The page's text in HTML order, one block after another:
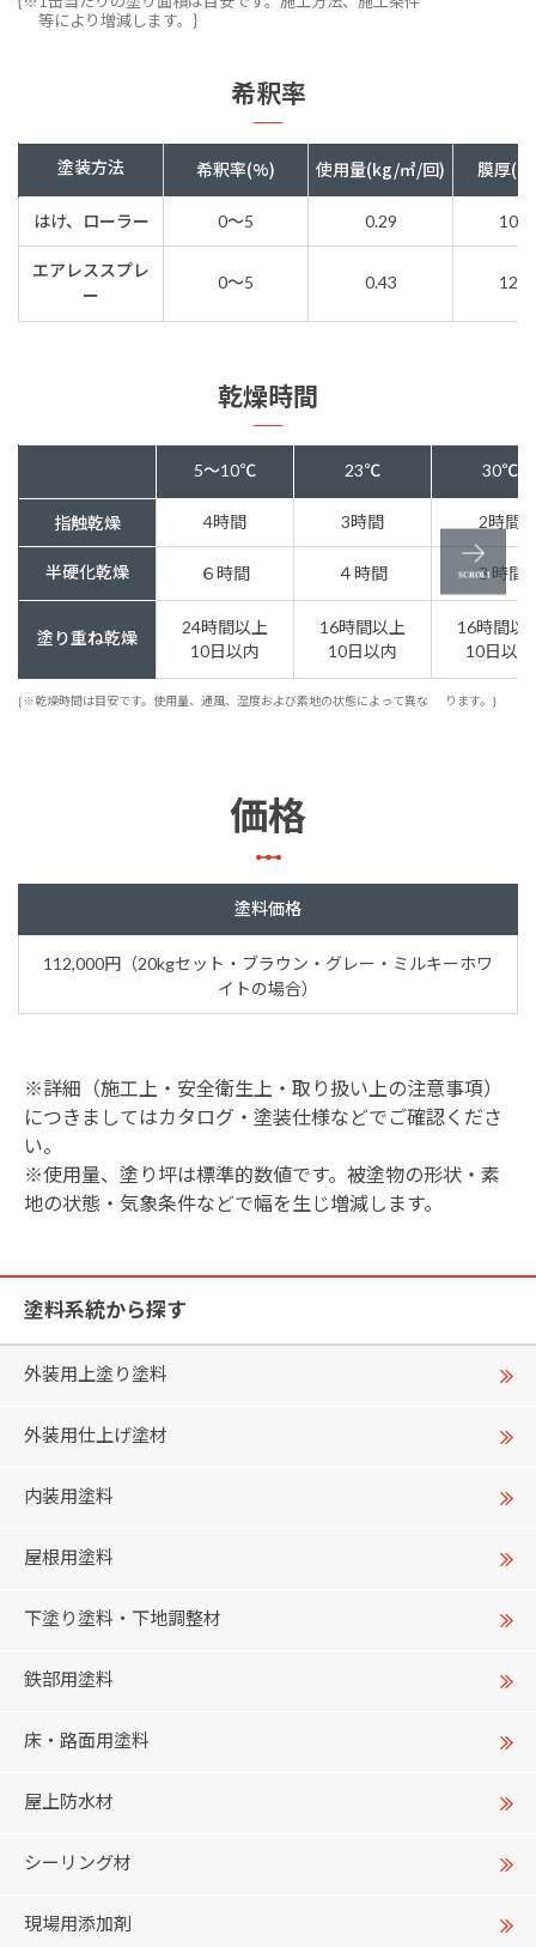
等により増減します。}
希釈率
塗装方法 希釈率(%) 使用量(kg/㎡/回) 膜厚(
はけ、ローラー 0～5 0.29
エアレススプレ
ー
0～5 0.43
乾燥時間
5～10℃ 23℃ 30℃
指触乾燥 4時間 3時間 2時間
半硬化乾燥 ６時間 ４時間 ３時間
塗り重ね乾燥
24時間以上
10日以内
16時間以上
10日以内
16時間以
10日以内
{※乾燥時間は目安です。使用量、通風、湿度および素地の状態によって異な ります。}
価格
塗料価格
112,000円（20kgセット・ブラウン・グレー・ミルキーホワ
イトの場合）
※詳細（施工上・安全衛生上・取り扱い上の注意事項）
につきましてはカタログ・塗装仕様などでご確認くださ
い。
※使用量、塗り坪は標準的数値です。被塗物の形状・素
地の状態・気象条件などで幅を生じ増減します。
塗料系統から探す
外装用上塗り塗料
外装用仕上げ塗材
内装用塗料
屋根用塗料
下塗り塗料・下地調整材
鉄部用塗料
床・路面用塗料
屋上防水材
シーリング材
現場用添加剤